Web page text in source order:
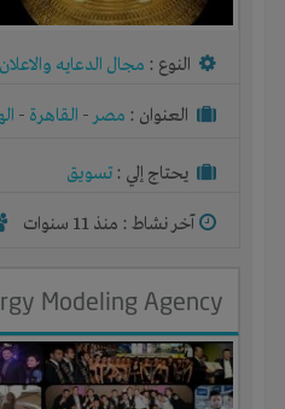
النوع : مجال الدعايه والاعلان
العنوان : مصر- القاهرة -
يحتاج إلي : تسويق
آخر نشاط : منذ 11 سنوات
Modeling Agency